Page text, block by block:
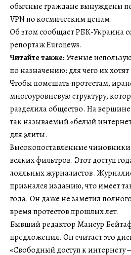
обычные граждане вынуждены
VPN по космическим ценам.
Об этом сообщает РБК-Украина
репортаж Euronews.
Читайте также:Ученые
по назначению: для чего их
Чтобы помешать протестам,
многоуровневую структуру,
разделила общество. На
так называемый «белый
для элиты.
Высокопоставленные чиновники
всяких фильтров. Этот доступ
лояльных журналистов.
признался изданию, что имеет
года. Он даже не заметил
время протестов прошлых лет.
Бывший редактор Мансур Бейтаф
предложения. Он считает это
«Свободный доступ к интернету